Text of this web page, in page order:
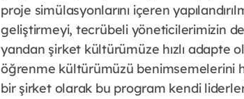
proje simülasyonlarını içeren
geliştirmeyi, tecrübeli yöneticilerimizin
yandan şirket kültürümüze hızlı adapte
öğrenme kültürümüzü benimsemelerini
bir şirket olarak bu program kendi